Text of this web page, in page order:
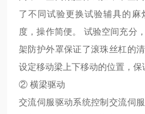
了不同试验更换试验辅具的
度，操作简便。 试验空间充分
架防护外罩保证了滚珠丝杠的
设定移动梁上下移动的位置，保
② 横梁驱动
交流伺服驱动系统控制交流伺